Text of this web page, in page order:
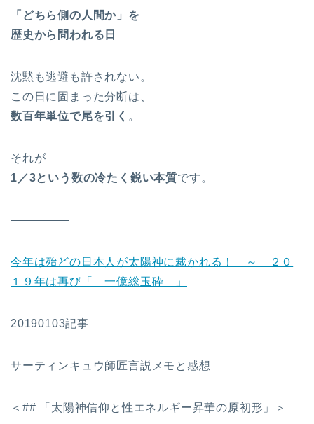
「どちら側の人間か」を
歴史から問われる日
沈黙も逃避も許されない。
この日に固まった分断は、
数百年単位で尾を引く 。
それが
1 ／3という数の冷たく鋭い本質です。
—————
今年は殆どの日本人が太陽神に裁かれる！ ～ ２０
１９年は再び「 一億総玉砕 」
20190103記事
サーティンキュウ師匠言説メモと感想
＜## 「太陽神信仰と性エネルギー昇華の原初形」＞